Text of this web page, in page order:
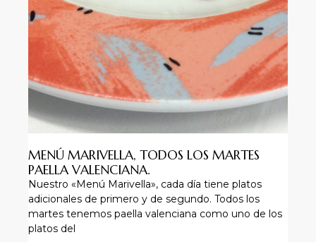
MENÚ MARIVELLA, TODOS LOS MARTES
PAELLA VALENCIANA.
Nuestro «Menú Marivella», cada día tiene platos
adicionales de primero y de segundo. Todos los
martes tenemos paella valenciana como uno de los
platos del